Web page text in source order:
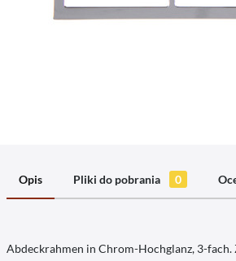
Opis Pliki do pobrania 0
Abdeckrahmen in Chrom-Hochglanz, 3-fach.